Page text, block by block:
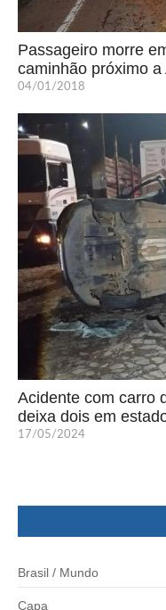
Passageiro morre
caminhão próximo a
04/01/2018
Acidente com carro
deixa dois em
17/05/2024
Brasil / Mundo
Capa